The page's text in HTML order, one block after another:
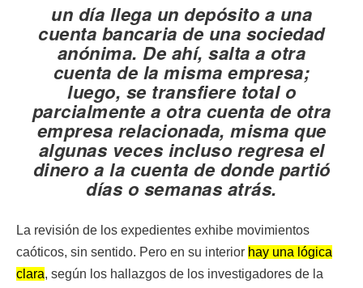
un día llega un depósito a una
cuenta bancaria de una sociedad
anónima. De ahí, salta a otra
cuenta de la misma empresa;
luego, se transfiere total o
parcialmente a otra cuenta de otra
empresa relacionada, misma que
algunas veces incluso regresa el
dinero a la cuenta de donde partió
días o semanas atrás.
La revisión de los expedientes exhibe movimientos
caóticos, sin sentido. Pero en su interior hay una lógica
clara, según los hallazgos de los investigadores de la